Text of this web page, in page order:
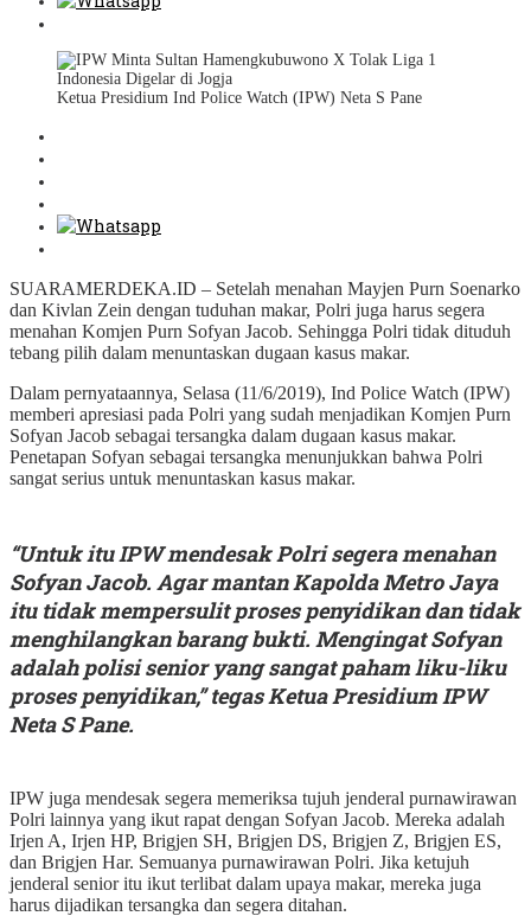
Ketua Presidium Ind Police Watch (IPW) Neta S Pane
SUARAMERDEKA.ID – Setelah menahan Mayjen Purn Soenarko
dan Kivlan Zein dengan tuduhan makar, Polri juga harus segera
menahan Komjen Purn Sofyan Jacob. Sehingga Polri tidak dituduh
tebang pilih dalam menuntaskan dugaan kasus makar.
Dalam pernyataannya, Selasa (11/6/2019), Ind Police Watch (IPW)
memberi apresiasi pada Polri yang sudah menjadikan Komjen Purn
Sofyan Jacob sebagai tersangka dalam dugaan kasus makar.
Penetapan Sofyan sebagai tersangka menunjukkan bahwa Polri
sangat serius untuk menuntaskan kasus makar.
“Untuk itu IPW mendesak Polri segera menahan
Sofyan Jacob. Agar mantan Kapolda Metro Jaya
itu tidak mempersulit proses penyidikan dan tidak
menghilangkan barang bukti. Mengingat Sofyan
adalah polisi senior yang sangat paham liku-liku
proses penyidikan,” tegas Ketua Presidium IPW
Neta S Pane.
IPW juga mendesak segera memeriksa tujuh jenderal purnawirawan
Polri lainnya yang ikut rapat dengan Sofyan Jacob. Mereka adalah
Irjen A, Irjen HP, Brigjen SH, Brigjen DS, Brigjen Z, Brigjen ES,
dan Brigjen Har. Semuanya purnawirawan Polri. Jika ketujuh
jenderal senior itu ikut terlibat dalam upaya makar, mereka juga
harus dijadikan tersangka dan segera ditahan.